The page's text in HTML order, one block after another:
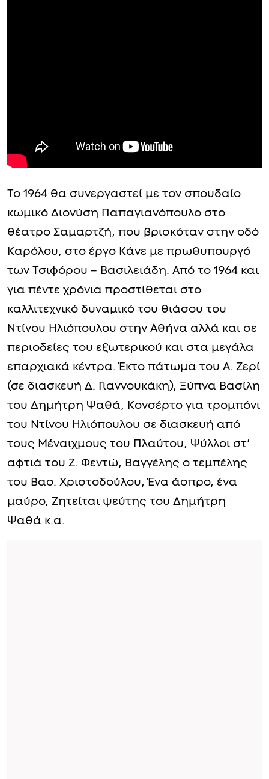
Το 1964 θα συνεργαστεί με τον σπουδαίο
κωμικό Διονύση Παπαγιανόπουλο στο
θέατρο Σαμαρτζή, που βρισκόταν στην οδό
Καρόλου, στο έργο Κάνε με πρωθυπουργό
των Τσιφόρου – Βασιλειάδη. Από το 1964 και
για πέντε χρόνια προστίθεται στο
καλλιτεχνικό δυναμικό του θιάσου του
Ντίνου Ηλιόπουλου στην Αθήνα αλλά και σε
περιοδείες του εξωτερικού και στα μεγάλα
επαρχιακά κέντρα. Έκτο πάτωμα του Α. Ζερί
(σε διασκευή Δ. Γιαννουκάκη), Ξύπνα Βασίλη
του Δημήτρη Ψαθά, Κονσέρτο για τρομπόνι
του Ντίνου Ηλιόπουλου σε διασκευή από
τους Μέναιχμους του Πλαύτου, Ψύλλοι στ’
αφτιά του Ζ. Φεντώ, Βαγγέλης ο τεμπέλης
του Βασ. Χριστοδούλου, Ένα άσπρο, ένα
μαύρο, Ζητείται ψεύτης του Δημήτρη
Ψαθά κ.α.